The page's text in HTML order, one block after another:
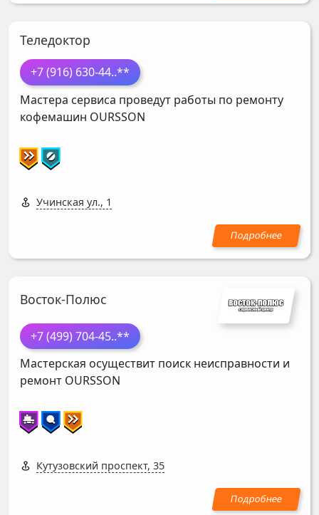
Теледоктор
+7 (916) 630-44..**
Мастера сервиса проведут работы по ремонту
кофемашин OURSSON
Учинская ул., 1
Восток-Полюс
+7 (499) 704-45..**
Мастерская осуществит поиск неисправности и
ремонт OURSSON
Кутузовский проспект, 35